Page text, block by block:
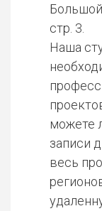
стр. 3.
Наша
можете
записи
весь